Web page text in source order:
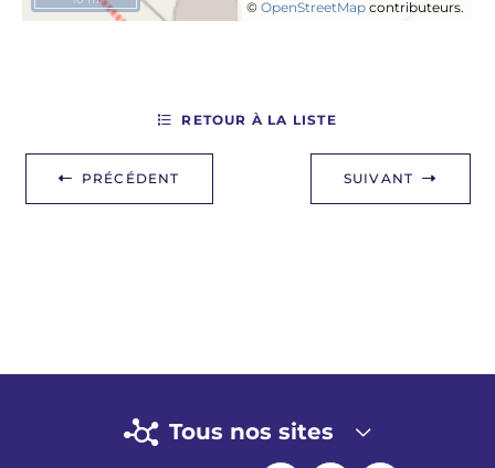
© OpenStreetMap contributeurs.
PRÉCÉDENT
RETOUR À LA LISTE
SUIVANT
Tous nos sites